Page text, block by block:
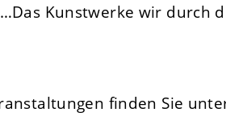
Kunstwerke wir durch
finden Sie